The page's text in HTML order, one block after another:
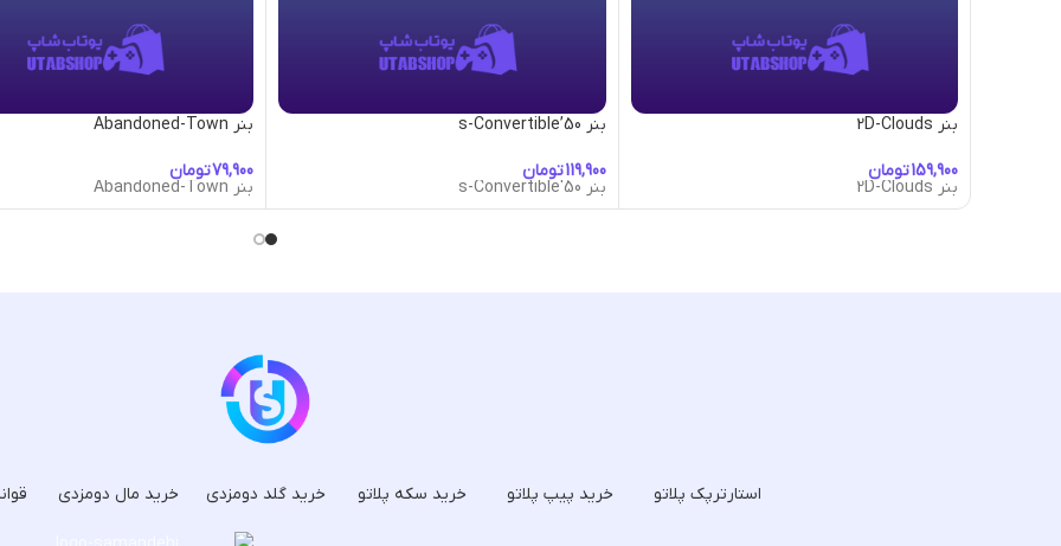
بنر 2D-Clouds
تومان
بنر 2D-Clouds
بنر 50’s-Convertible
تومان
بنر 50's-Convertible
بنر Abandoned-Town
تومان
بنر Abandoned-Town
استارترپک پلاتو خرید پیپ پلاتو خرید سکه پلاتو خرید گلد دومزدی خرید مال دومزدی